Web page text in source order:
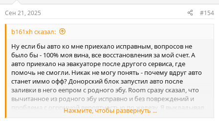
Сен 21, 2025 #154
b161xh сказал:
Ну если бы авто ко мне приехало исправным, вопросов не
было бы - 100% моя вина, все восстановления за мой счет. А
авто приехало на эвакуаторе после другого сервиса, где
помочь не смогли. Никак не могу понять - почему вдруг авто
станет иммо офф? Донорский блок запустил авто после
заливки в него еепром с родного эбу. Room сразу сказал, что
вычитанное из родного эбу исправно и без повреждений и
проблема с огромной вероятностью по железу. Я выкладывал
сюда все, что вычитал
Нажмите, чтобы развернуть ...